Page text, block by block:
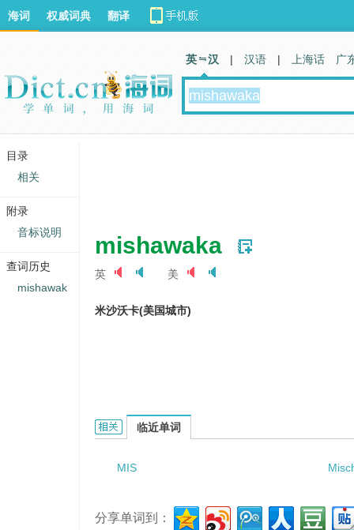
mishawaka
英 美
米沙沃卡(美国城市)
Mishawaka的相关资料：
临近单词
MIS
分享单词到：
海词 权威词典 翻译
英 汉 | 汉语 | 上海话 广
目录
相关
附录
音标说明
查词历史
mishawak